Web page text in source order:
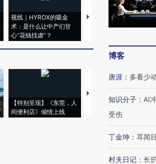
视线｜HYROX的吸金
术：是什么让中产们甘
心“花钱找虐”？
马航飞行员跨国走私7万
粒摇头丸 尿检体内含3种
【特别呈现】《东莞，人
间便利店》倾情上线
【推广】走进第四届链博
会，让数智科技“链”接产
博客
唐涯 ： 多看少
知识分子 ： AI
受伤
丁金坤 ： 耳闻
村夫日记 ： 长